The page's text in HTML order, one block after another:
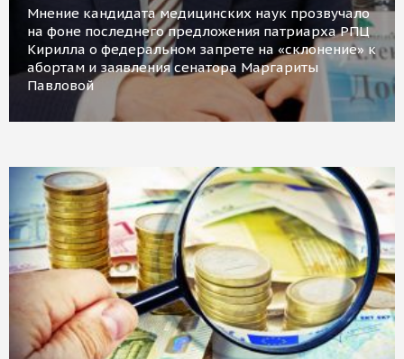
Мнение кандидата медицинских наук прозвучало
на фоне последнего предложения патриарха РПЦ
Кирилла о федеральном запрете на «склонение» к
абортам и заявления сенатора Маргариты
Павловой